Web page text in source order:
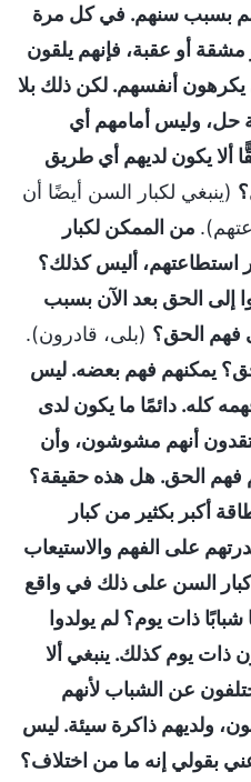
بسبب سنهم. في كل مرة
أو عقبة، فإنهم يلقون
أنفسهم. لكن ذلك بلا
حل، وليس أمامهم أي
يكون لديهم أي طريق
(ينبغي لكبار السن أيضًا أن
من الممكن لكبار
استطاعتهم، أليس كذلك؟
إلى الحق بعد الآن بسبب
فهم الحق؟ (بلى، قادرون).
يمكنهم فهم بعضه. ليس
كله. دائمًا ما يكون لدى
أنهم مشوشون، وأن
فهم الحق. هل هذه حقيقة؟
أكبر بكثير من كبار
على الفهم والاستيعاب
كبار السن على ذلك في واقع
ذات يوم؟ لم يولدوا
ذات يوم كذلك. ينبغي ألا
عن الشباب لأنهم
ولديهم ذاكرة سيئة. ليس
بقولي إنه ما من اختلاف؟